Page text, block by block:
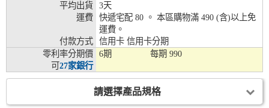
平均出貨
3天
運費
快遞宅配 80 。 本區購物滿 490 (含)以上免
運費。
付款方式
信用卡 信用卡分期
零利率分期價
可27家銀行
6期 每期 990
請選擇產品規格
12期
兆豐銀行、合作金庫、第一銀行、華南銀行、
彰化銀行、上海銀行、富邦銀行、國泰世華、
台灣企銀、台中銀行、匯豐銀行、華泰銀行、
臺灣新光銀行、陽信銀行、聯邦銀行、遠東商
銀、元大銀行、永豐銀行、玉山銀行、凱基銀
行、星展銀行、台新銀行、安泰銀行、中國信
託、台灣樂天、三信商銀
兆豐銀行、合作金庫、第一銀行、華南銀行、